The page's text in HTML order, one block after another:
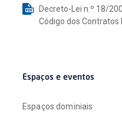
Decreto-Lei n.º 18/
Código dos Contratos
Espaços e eventos
Espaços dominiais